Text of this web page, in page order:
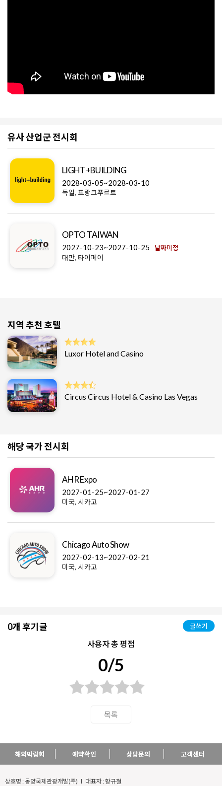
유사 산업군 전시회
LIGHT+BUILDING
2028-03-05~2028-03-10
독일, 프랑크푸르트
OPTO TAIWAN
2027-10-23~2027-10-25 날짜미정
대만, 타이페이
지역 추천 호텔
Luxor Hotel and Casino
Circus Circus Hotel & Casino Las Vegas
해당 국가 전시회
AHR Expo
2027-01-25~2027-01-27
미국, 시카고
Chicago Auto Show
2027-02-13~2027-02-21
미국, 시카고
0개 후기글 글쓰기
사용자 총 평점
0/5
목록
해외박람회 예약확인 상담문의 고객센터
상호명 : 동양국제관광개발(주) l 대표자 : 황규철